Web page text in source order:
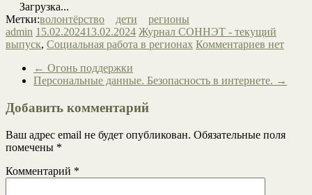
Загрузка...
Метки:волонтёрство дети
регионы
admin 15.02.202413.02.2024 Журнал СОННЭТ - текущий
выпуск, Социальная работа в регионах Комментариев нет
← Огонь поддержки
Персональные данные. Безопасность в интернете. →
Добавить комментарий
Ваш адрес email не будет опубликован. Обязательные поля
помечены *
Комментарий *